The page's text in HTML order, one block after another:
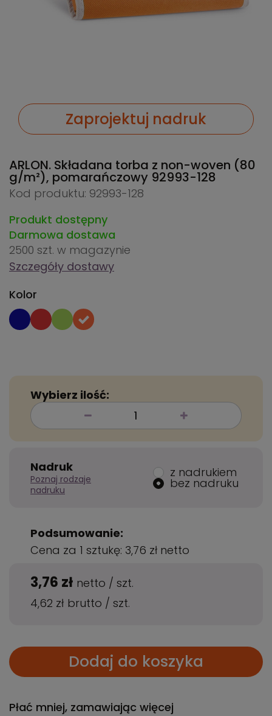
Zaprojektuj nadruk
ARLON. Składana torba z non-woven (80
g/m²), pomarańczowy 92993-128
Kod produktu: 92993-128
Produkt dostępny
Darmowa dostawa
2500 szt. w magazynie
Szczegóły dostawy
Kolor
Wybierz ilość:
Nadruk
Poznaj rodzaje
nadruku
z nadrukiem
bez nadruku
Podsumowanie:
Cena za 1 sztukę: 3,76 zł netto
3,76 zł netto / szt.
4,62 zł brutto / szt.
Dodaj do koszyka
Płać mniej, zamawiając więcej